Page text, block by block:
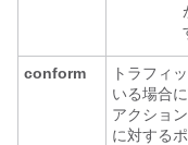
conform
トラフィ
いる場合
アクショ
に対する